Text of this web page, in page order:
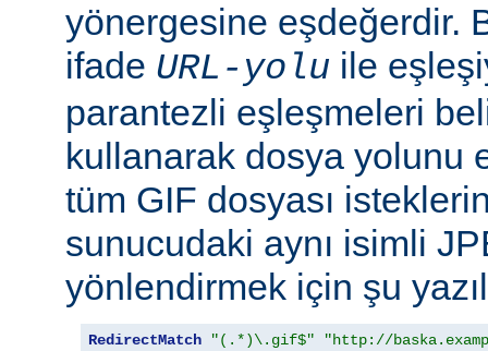
yönergesine eşdeğerdir.
ifade URL-yolu ile
parantezli eşleşmeleri
kullanarak dosya yolunu
tüm GIF dosyası
sunucudaki aynı isimli
yönlendirmek için şu
RedirectMatch "(.*)\.gif$" "http://